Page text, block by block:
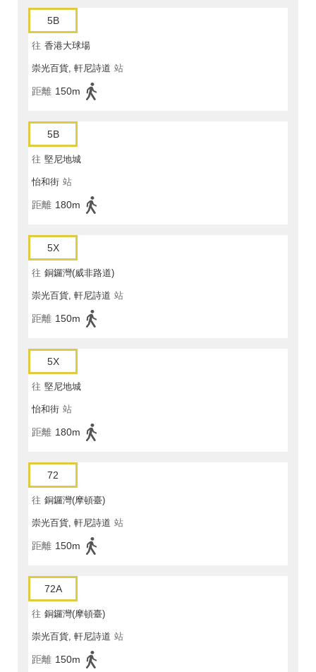
5B
往 香港大球場
崇光百貨, 軒尼詩道 站
距離 150m
5B
往 堅尼地城
怡和街 站
距離 180m
5X
往 銅鑼灣(威非路道)
崇光百貨, 軒尼詩道 站
距離 150m
5X
往 堅尼地城
怡和街 站
距離 180m
72
往 銅鑼灣(摩頓臺)
崇光百貨, 軒尼詩道 站
距離 150m
72A
往 銅鑼灣(摩頓臺)
崇光百貨, 軒尼詩道 站
距離 150m